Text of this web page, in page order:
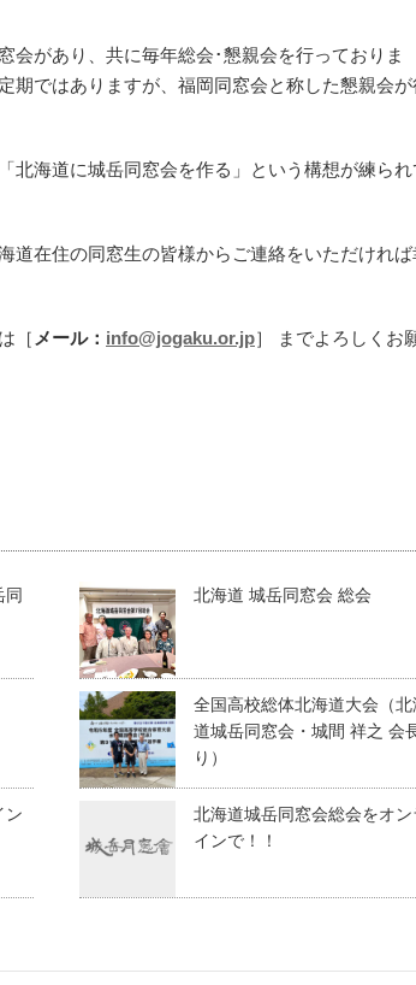
会があり、共に毎年総会･懇親会を行っておりま
期ではありますが、福岡同窓会と称した懇親会が
北海道に城岳同窓会を作る」という構想が練られ
道在住の同窓生の皆様からご連絡をいただければ
［ メール： info@jogaku.or.jp］ までよろしくお
同
北海道 城岳同窓会 総会
全国高校総体北海道大会（北
道城岳同窓会・城間 祥之 会
り）
ン
北海道城岳同窓会総会をオン
インで！！